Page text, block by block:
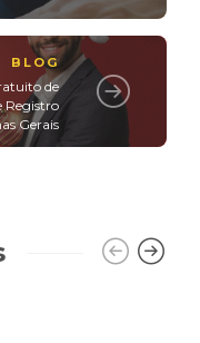
BLOG
de
Registro
Gerais